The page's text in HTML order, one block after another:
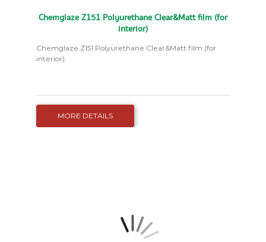
Chemglaze Z151 Polyurethane Clear&Matt film (for
interior)
Chemglaze Z151 Polyurethane Clear&Matt film (for
interior)
MORE DETAILS